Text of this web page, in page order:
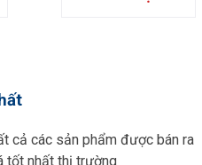
cả các sản phẩm được bán ra
tốt nhất thị trường